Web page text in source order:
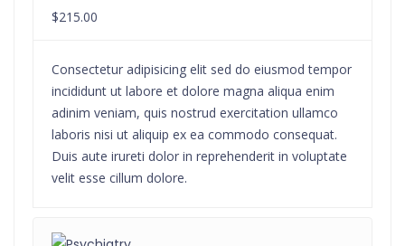
$215.00
Consectetur adipisicing elit sed do eiusmod tempor
incididunt ut labore et dolore magna aliqua enim
adinim veniam, quis nostrud exercitation ullamco
laboris nisi ut aliquip ex ea commodo consequat.
Duis aute irureti dolor in reprehenderit in voluptate
velit esse cillum dolore.